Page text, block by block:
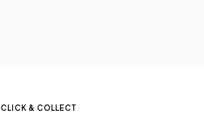
CLICK & COLLECT